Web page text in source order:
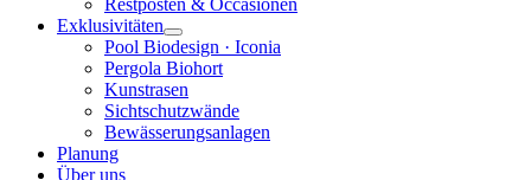
Restposten & Occasionen
Exklusivitäten
Pool Biodesign · Iconia
Pergola Biohort
Kunstrasen
Sichtschutzwände
Bewässerungsanlagen
Planung
Über uns